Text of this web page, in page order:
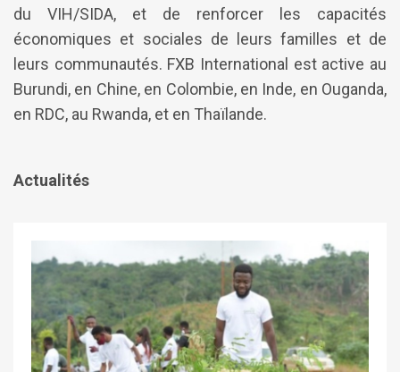
du VIH/SIDA, et de renforcer les capacités
économiques et sociales de leurs familles et de
leurs communautés. FXB International est active au
Burundi, en Chine, en Colombie, en Inde, en Ouganda,
en RDC, au Rwanda, et en Thaïlande.
Actualités